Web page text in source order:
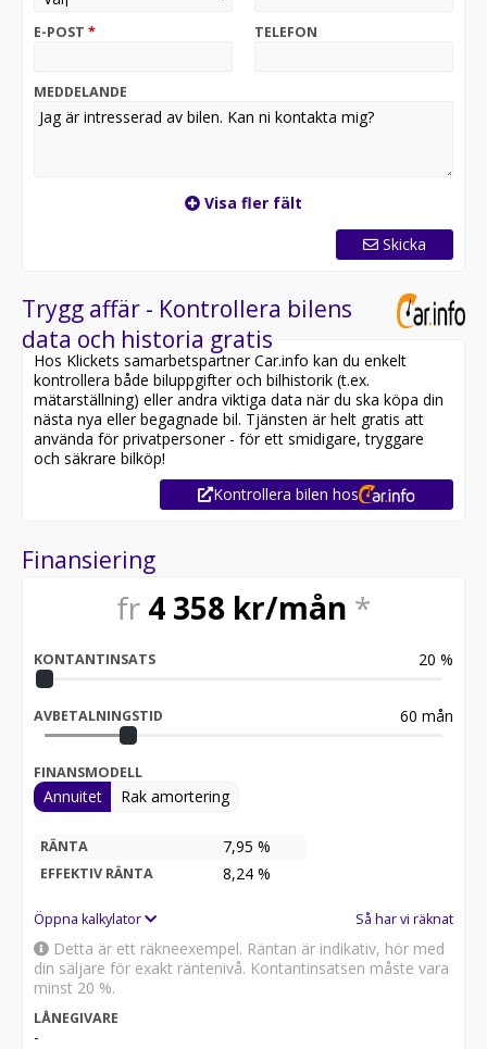
E-POST * TELEFON
MEDDELANDE
Visa fler fält
Skicka
Trygg affär - Kontrollera bilens
data och historia gratis
Hos Klickets samarbetspartner Car.info kan du enkelt
kontrollera både biluppgifter och bilhistorik (t.ex.
mätarställning) eller andra viktiga data när du ska köpa din
nästa nya eller begagnade bil. Tjänsten är helt gratis att
använda för privatpersoner - för ett smidigare, tryggare
och säkrare bilköp!
Kontrollera bilen hos
Finansiering
fr 4 358 kr/mån *
KONTANTINSATS 20 %
AVBETALNINGSTID 60 mån
FINANSMODELL
Annuitet Rak amortering
RÄNTA 7,95 %
EFFEKTIV RÄNTA 8,24 %
Öppna kalkylator Så har vi räknat
Detta är ett räkneexempel. Räntan är indikativ, hör med
din säljare för exakt räntenivå. Kontantinsatsen måste vara
minst 20 %.
LÅNEGIVARE
-